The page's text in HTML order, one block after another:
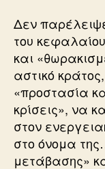
Δεν
του
και
αστικό
«προστασία
κρίσεις», να
στον
στο όνομα
μετάβασης»